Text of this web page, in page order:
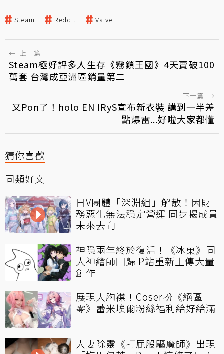
Steam Reddit Valve
← 上一篇
Steam極好評多人生存《霧鎖王國》4天賣破100
萬套 台灣成亞洲區銷量第二
下一篇 →
又Pon了！holo EN IRyS宣布新衣裝 講到一半差
點爆雷...好啦大家都懂
猜你喜歡
同類好文
日V團體「深淵組」解散！因財
務惡化無法穩定營運 同步揭成員
未來去向
神隱兩年終於復活！《冰菓》同
人神繪師回歸 P站重新上傳大量
創作
展現大胸襟！Coser扮《絕區
零》蕾米埃爾粉絲福利給好給滿
人妻除靈《打屁股驅魔師》出現